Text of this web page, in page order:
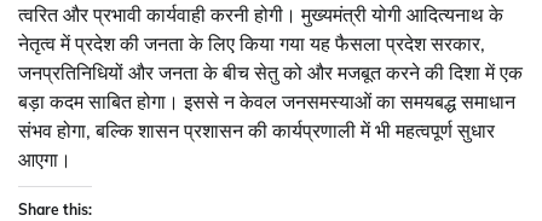
त्वरित और प्रभावी कार्यवाही करनी होगी। मुख्यमंत्री योगी आदित्यनाथ के
नेतृत्व में प्रदेश की जनता के लिए किया गया यह फैसला प्रदेश सरकार,
जनप्रतिनिधियों और जनता के बीच सेतु को और मजबूत करने की दिशा में एक
बड़ा कदम साबित होगा। इससे न केवल जनसमस्याओं का समयबद्ध समाधान
संभव होगा, बल्कि शासन प्रशासन की कार्यप्रणाली में भी महत्वपूर्ण सुधार
आएगा।
Share this: